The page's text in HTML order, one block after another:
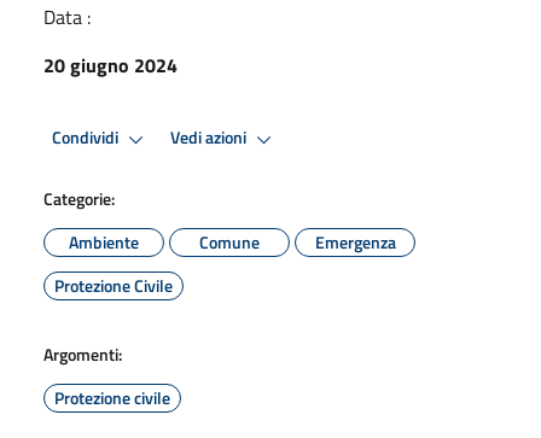
Data :
20 giugno 2024
Condividi Vedi azioni
Categorie:
Ambiente
Comune
Emergenza
Protezione Civile
Argomenti:
Protezione civile